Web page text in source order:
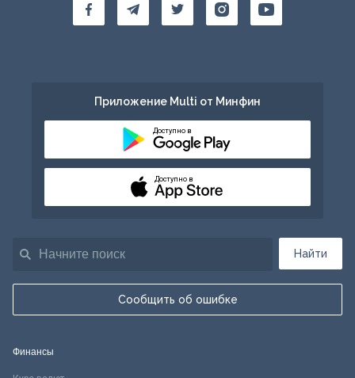
Найти
Сообщить об ошибке
Приложение Multi от Минфин
Доступно в
Доступно в
Финансы